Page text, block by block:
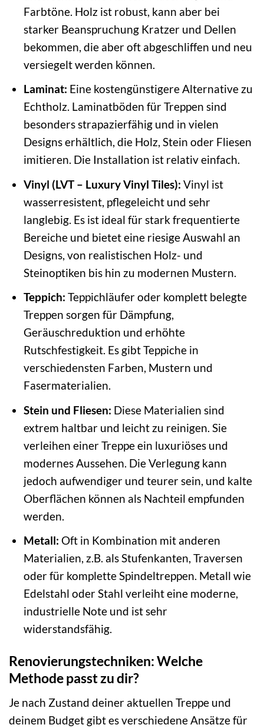
Farbtöne. Holz ist robust, kann aber bei
starker Beanspruchung Kratzer und Dellen
bekommen, die aber oft abgeschliffen und neu
versiegelt werden können.
Laminat: Eine kostengünstigere Alternative zu
Echtholz. Laminatböden für Treppen sind
besonders strapazierfähig und in vielen
Designs erhältlich, die Holz, Stein oder Fliesen
imitieren. Die Installation ist relativ einfach.
Vinyl (LVT – Luxury Vinyl Tiles): Vinyl ist
wasserresistent, pflegeleicht und sehr
langlebig. Es ist ideal für stark frequentierte
Bereiche und bietet eine riesige Auswahl an
Designs, von realistischen Holz- und
Steinoptiken bis hin zu modernen Mustern.
Teppich: Teppichläufer oder komplett belegte
Treppen sorgen für Dämpfung,
Geräuschreduktion und erhöhte
Rutschfestigkeit. Es gibt Teppiche in
verschiedensten Farben, Mustern und
Fasermaterialien.
Stein und Fliesen: Diese Materialien sind
extrem haltbar und leicht zu reinigen. Sie
verleihen einer Treppe ein luxuriöses und
modernes Aussehen. Die Verlegung kann
jedoch aufwendiger und teurer sein, und kalte
Oberflächen können als Nachteil empfunden
werden.
Metall: Oft in Kombination mit anderen
Materialien, z.B. als Stufenkanten, Traversen
oder für komplette Spindeltreppen. Metall wie
Edelstahl oder Stahl verleiht eine moderne,
industrielle Note und ist sehr
widerstandsfähig.
Renovierungstechniken: Welche
Methode passt zu dir?
Je nach Zustand deiner aktuellen Treppe und
deinem Budget gibt es verschiedene Ansätze für